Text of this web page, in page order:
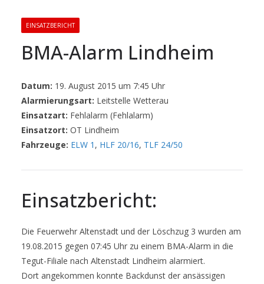
EINSATZBERICHT
BMA-Alarm Lindheim
Datum: 19. August 2015 um 7:45 Uhr
Alarmierungsart: Leitstelle Wetterau
Einsatzart: Fehlalarm (Fehlalarm)
Einsatzort: OT Lindheim
Fahrzeuge: ELW 1 , HLF 20/16, TLF 24/50
Einsatzbericht:
Die Feuerwehr Altenstadt und der Löschzug 3 wurden am
19.08.2015 gegen 07:45 Uhr zu einem BMA-Alarm in die
Tegut-Filiale nach Altenstadt Lindheim alarmiert.
Dort angekommen konnte Backdunst der ansässigen